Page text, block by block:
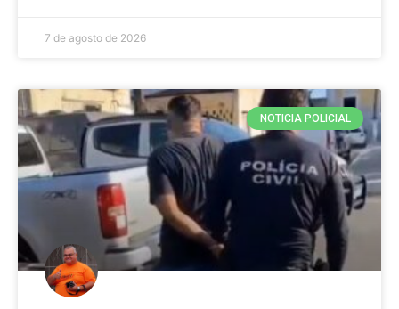
7 de agosto de 2026
NOTICIA POLICIAL